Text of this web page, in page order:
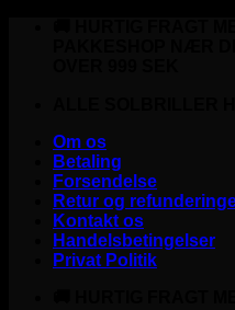
Om os
Betaling
Forsendelse
Retur og
Kontakt os
Handelsbetingelser
Privat Politik